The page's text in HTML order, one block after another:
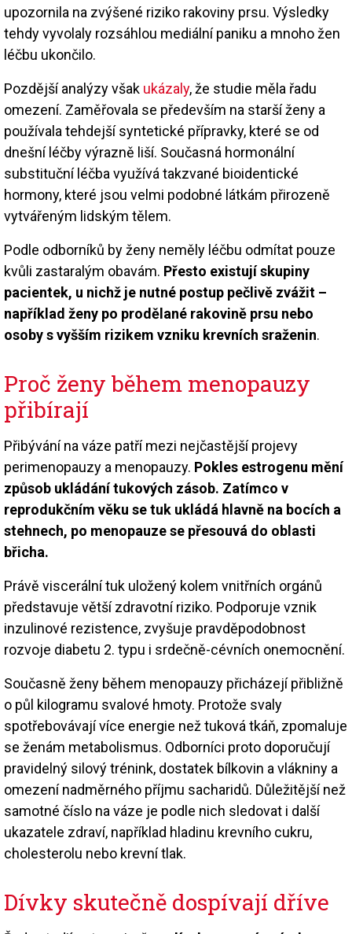
upozornila na zvýšené riziko rakoviny prsu. Výsledky
tehdy vyvolaly rozsáhlou mediální paniku a mnoho žen
léčbu ukončilo.
Pozdější analýzy však ukázaly, že studie měla řadu
omezení. Zaměřovala se především na starší ženy a
používala tehdejší syntetické přípravky, které se od
dnešní léčby výrazně liší. Současná hormonální
substituční léčba využívá takzvané bioidentické
hormony, které jsou velmi podobné látkám přirozeně
vytvářeným lidským tělem.
Podle odborníků by ženy neměly léčbu odmítat pouze
kvůli zastaralým obavám. Přesto existují skupiny
pacientek, u nichž je nutné postup pečlivě zvážit –
například ženy po prodělané rakovině prsu nebo
osoby s vyšším rizikem vzniku krevních sraženin.
Proč ženy během menopauzy
přibírají
Přibývání na váze patří mezi nejčastější projevy
perimenopauzy a menopauzy. Pokles estrogenu mění
způsob ukládání tukových zásob. Zatímco v
reprodukčním věku se tuk ukládá hlavně na bocích a
stehnech, po menopauze se přesouvá do oblasti
břicha.
Právě viscerální tuk uložený kolem vnitřních orgánů
představuje větší zdravotní riziko. Podporuje vznik
inzulinové rezistence, zvyšuje pravděpodobnost
rozvoje diabetu 2. typu i srdečně-cévních onemocnění.
Současně ženy během menopauzy přicházejí přibližně
o půl kilogramu svalové hmoty. Protože svaly
spotřebovávají více energie než tuková tkáň, zpomaluje
se ženám metabolismus. Odborníci proto doporučují
pravidelný silový trénink, dostatek bílkovin a vlákniny a
omezení nadměrného příjmu sacharidů. Důležitější než
samotné číslo na váze je podle nich sledovat i další
ukazatele zdraví, například hladinu krevního cukru,
cholesterolu nebo krevní tlak.
Dívky skutečně dospívají dříve